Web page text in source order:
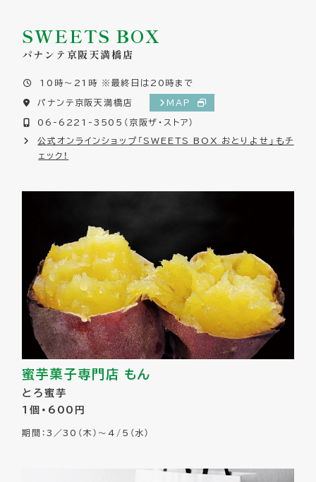
SWEETS BOX
パナンテ京阪天満橋店
10時～21時 ※最終日は20時まで
パナンテ京阪天満橋店
MAP
06-6221-3505（京阪ザ・ストア）
公式オンラインショップ「SWEETS BOX おとりよせ」もチ
ェック！
蜜芋菓子専門店 もん
とろ蜜芋
1個・600円
期間：3／30（木）～4/5（水）